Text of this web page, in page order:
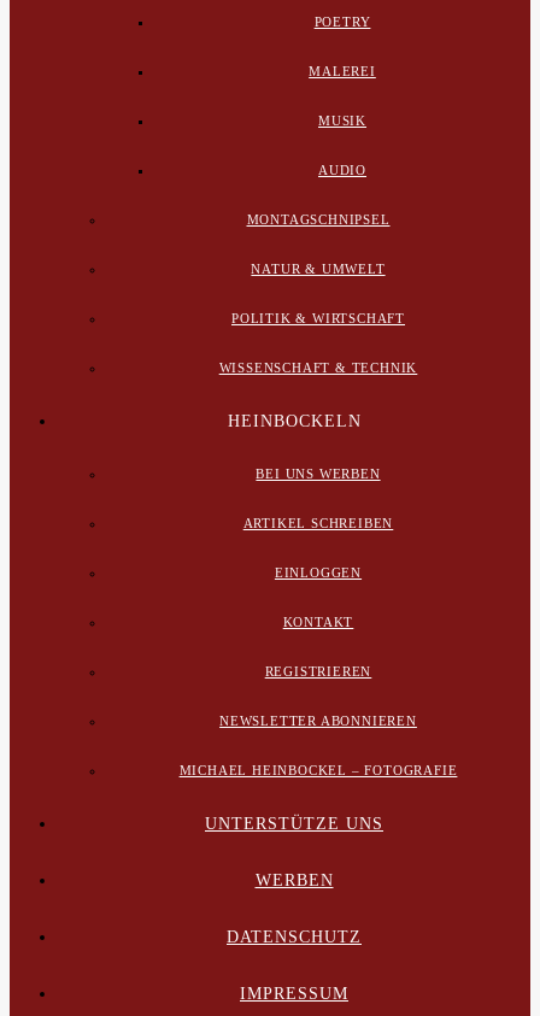
POETRY
MALEREI
MUSIK
AUDIO
MONTAGSCHNIPSEL
NATUR & UMWELT
POLITIK & WIRTSCHAFT
WISSENSCHAFT & TECHNIK
HEINBOCKELN
BEI UNS WERBEN
ARTIKEL SCHREIBEN
EINLOGGEN
KONTAKT
REGISTRIEREN
NEWSLETTER ABONNIEREN
MICHAEL HEINBOCKEL – FOTOGRAFIE
UNTERSTÜTZE UNS
WERBEN
DATENSCHUTZ
IMPRESSUM